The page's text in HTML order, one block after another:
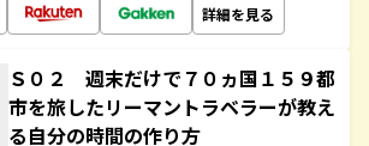
詳細を見る
Ｓ０２ 週末だけで７０ヵ国１５９都
市を旅したリーマントラベラーが教え
る自分の時間の作り方